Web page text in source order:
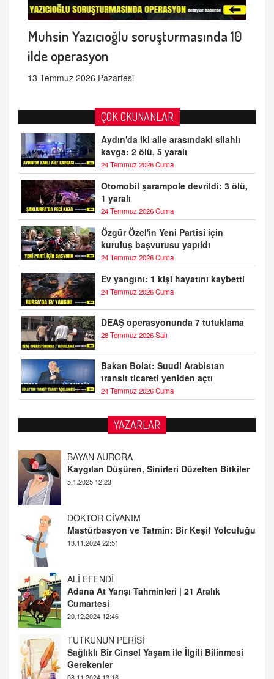
Muhsin Yazıcıoğlu soruşturmasında 10
ilde operasyon
13 Temmuz 2026 Pazartesi
ÇOK OKUNANLAR
Aydın'da iki aile arasındaki silahlı
kavga: 2 ölü, 5 yaralı
24 Temmuz 2026 Cuma
Otomobil şarampole devrildi: 3 ölü,
1 yaralı
24 Temmuz 2026 Cuma
Özgür Özel'in Yeni Partisi için
kuruluş başvurusu yapıldı
24 Temmuz 2026 Cuma
Ev yangını: 1 kişi hayatını kaybetti
24 Temmuz 2026 Cuma
DEAŞ operasyonunda 7 tutuklama
28 Temmuz 2026 Salı
Bakan Bolat: Suudi Arabistan
transit ticareti yeniden açtı
24 Temmuz 2026 Cuma
YAZARLAR
DOKTOR CİVANIM
Mastürbasyon ve Tatmin: Bir Keşif Yolculuğu
13.11.2024 22:51
ALİ EFENDİ
Adana At Yarışı Tahminleri | 21 Aralık
Cumartesi
TUTKUNUN PERİSİ
Sağlıklı Bir Cinsel Yaşam ile İlgili Bilinmesi
Gerekenler
08.11.2024 13:16
FARUK ÖNALAN
Tezkere Onaylanmasaydı…
2 Kasım 2021 Salı 00:11